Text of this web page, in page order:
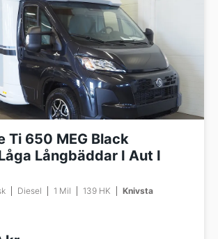
Ti 650 MEG Black
Långbäddar I Aut I
Diesel 1 Mil 139 HK Knivsta